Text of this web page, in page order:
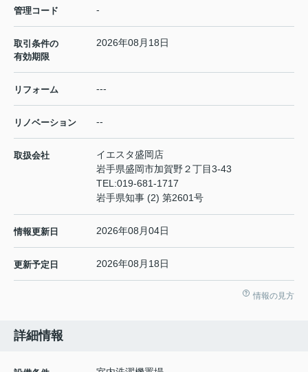
管理コード -
取引条件の
有効期限
2026年08月18日
リフォーム ---
リノベーション --
取扱会社
イエスタ盛岡店
岩手県盛岡市加賀野２丁目3-43
TEL:019-681-1717
岩手県知事 (2) 第2601号
情報更新日 2026年08月04日
更新予定日 2026年08月18日
情報の見方
詳細情報